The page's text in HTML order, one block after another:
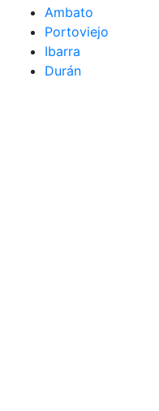
Ambato
Portoviejo
Ibarra
Durán